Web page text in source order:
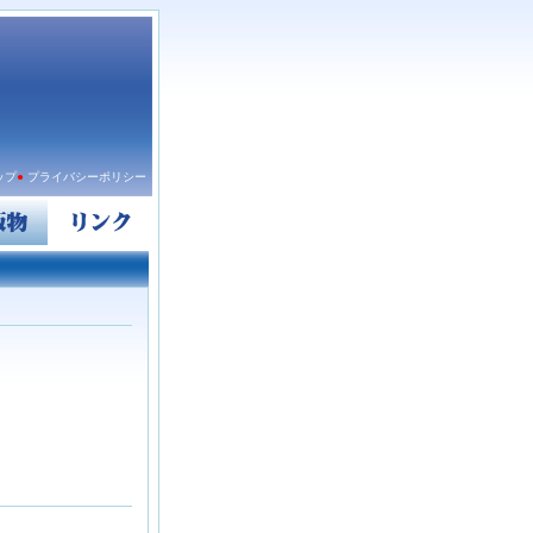
プ● プライバシーポリシー